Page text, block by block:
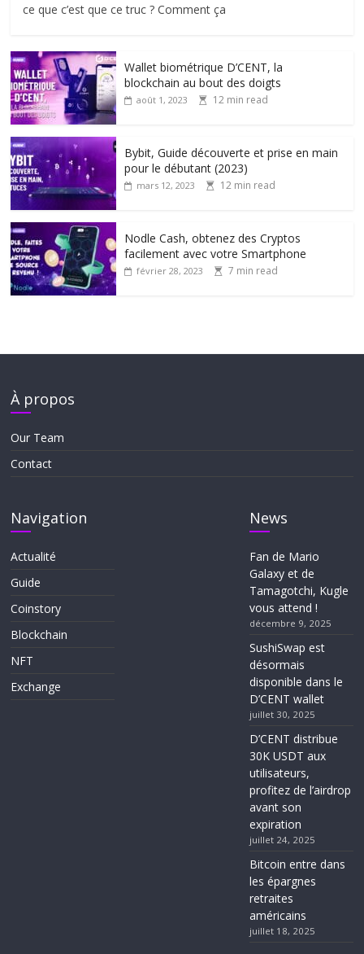
ce que c’est que ce truc ? Comment ça
Wallet biométrique D’CENT, la
blockchain au bout des doigts
août 1, 2023 12 min read
Bybit, Guide découverte et prise en main
pour le débutant (2023)
mars 12, 2023 12 min read
Nodle Cash, obtenez des Cryptos
facilement avec votre Smartphone
février 28, 2023 7 min read
À propos
Our Team
Contact
Navigation
Actualité
Guide
Coinstory
Blockchain
NFT
Exchange
News
Fan de Mario
Galaxy et de
Tamagotchi, Kugle
vous attend !
décembre 9, 2025
SushiSwap est
désormais
disponible dans le
D’CENT wallet
juillet 30, 2025
D’CENT distribue
30K USDT aux
utilisateurs,
profitez de l’airdrop
avant son
expiration
juillet 24, 2025
Bitcoin entre dans
les épargnes
retraites
américains
juillet 18, 2025